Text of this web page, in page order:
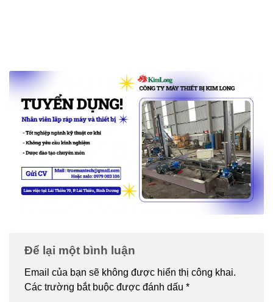
Để lại một bình luận
Email của bạn sẽ không được hiển thị công khai.
Các trường bắt buộc được đánh dấu *